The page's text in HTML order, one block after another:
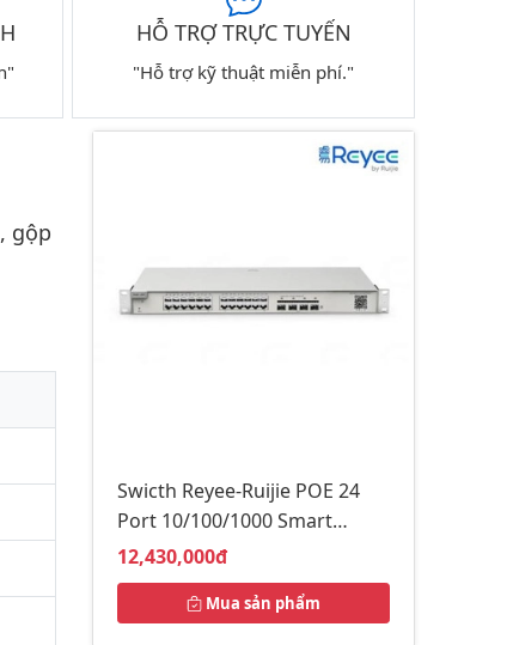
HỖ TRỢ TRỰC TUYẾN
"Hỗ trợ kỹ thuật miễn phí."
gộp
Swicth Reyee-Ruijie POE 24
Port 10/100/1000 Smart
Managed RG-NBS5100-
24GT4SFP
Giá bán:
12,430,000đ
Mua sản phẩm